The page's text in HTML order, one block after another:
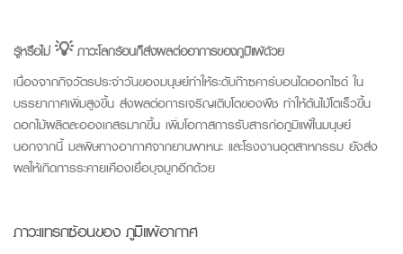
รู้หรือไม่ 💡ภาวะโลกร้อนก็ส่งผลต่ออาการของภูมิแพ้ด้วย
เนื่องจากกิจวัตรประจำวันของมนุษย์ทำให้ระดับก๊าซคาร์บอนไดออกไซด์ ใน
บรรยากาศเพิ่มสูงขึ้น ส่งผลต่อการเจริญเติบโตของพืช ทำให้ต้นไม้โตเร็วขึ้น
ดอกไม้ผลิตละอองเกสรมากขึ้น เพิ่มโอกาสการรับสารก่อภูมิแพ้ในมนุษย์
นอกจากนี้ มลพิษทางอากาศจากยานพาหนะ และโรงงานอุตสาหกรรม ยังส่ง
ผลให้เกิดการระคายเคืองเยื่อบุจมูกอีกด้วย
ภาวะแทรกซ้อนของ ภูมิแพ้อากาศ